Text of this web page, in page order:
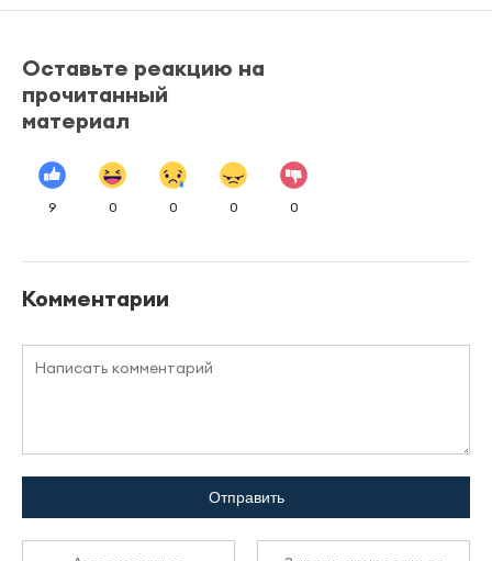
Оставьте реакцию на
прочитанный
материал
9 0 0 0 0
Комментарии
Отправить